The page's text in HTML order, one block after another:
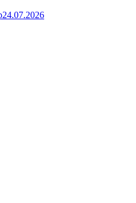
24.07.2026